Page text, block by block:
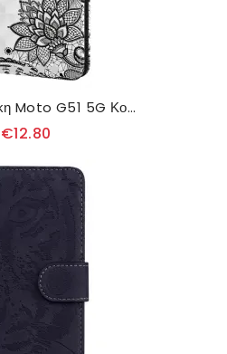
δερματινη θηκη Moto G51 5G Κομψή Δαντέλα
€12.80